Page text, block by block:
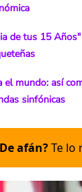
de tus 15
el mundo: así
sinfónicas
afán?Te lo